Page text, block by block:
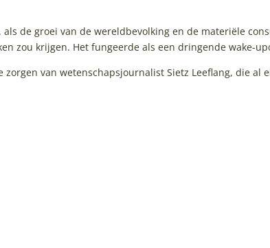
de groei van de wereldbevolking en de materiële
zou krijgen. Het fungeerde als een dringende wake-
van wetenschapsjournalist Sietz Leeflang, die